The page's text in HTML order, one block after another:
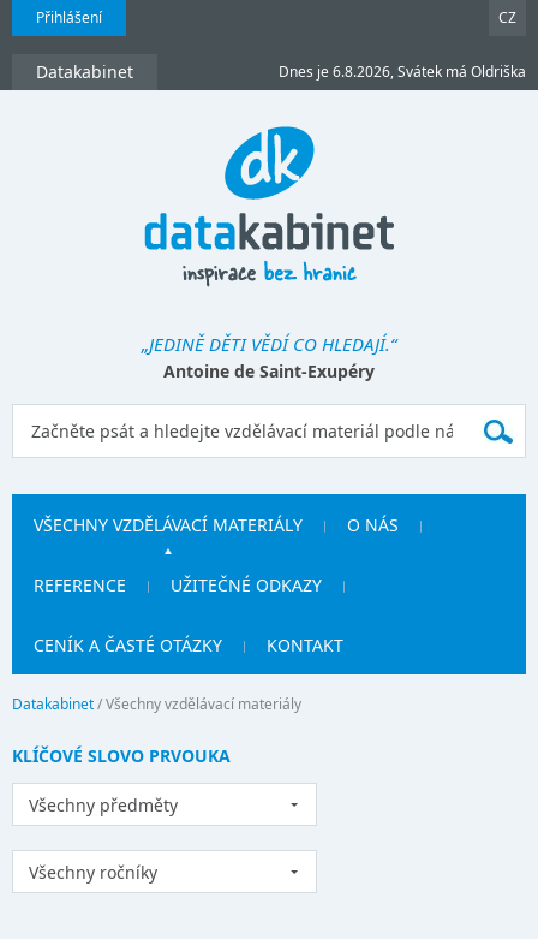
Přihlášení CZ
Datakabinet Dnes je 6.8.2026, Svátek má Oldriška
„JEDINĚ DĚTI VĚDÍ CO HLEDAJÍ.“
Antoine de Saint-Exupéry
VŠECHNY VZDĚLÁVACÍ MATERIÁLY O NÁS
REFERENCE UŽITEČNÉ ODKAZY
CENÍK A ČASTÉ OTÁZKY KONTAKT
Datakabinet/Všechny vzdělávací materiály
KLÍČOVÉ SLOVO PRVOUKA
Všechny předměty
Všechny ročníky